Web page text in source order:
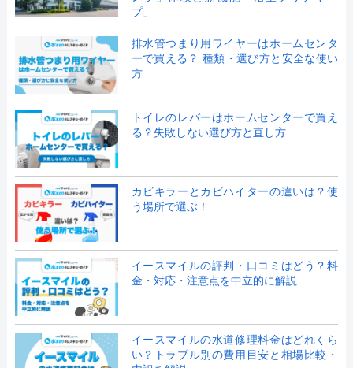
プ」
排水管つまり用ワイヤーはホームセンタ
ーで買える？ 種類・選び方と安全な使い
方
トイレのレバーはホームセンターで買え
る？失敗しない選び方と直し方
カビキラーとカビハイターの違いは？使
う場所で選ぶ！
イースマイルの評判・口コミはどう？料
金・対応・注意点を中立的に解説
イースマイルの水道修理料金はどれくら
い？トラブル別の費用目安と相場比較・